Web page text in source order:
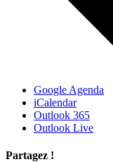
Google Agenda
iCalendar
Outlook 365
Outlook Live
Partagez !